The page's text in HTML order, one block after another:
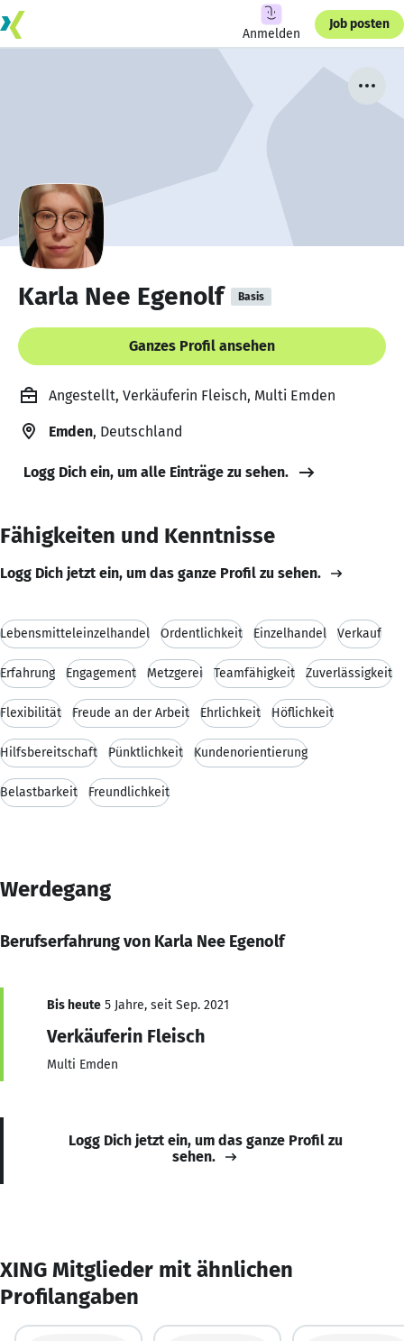
Anmelden
Job posten
Karla Nee Egenolf Basis
Ganzes Profil ansehen
Angestellt, Verkäuferin Fleisch, Multi Emden
Emden, Deutschland
Logg Dich ein, um alle Einträge zu sehen.
Fähigkeiten und Kenntnisse
Logg Dich jetzt ein, um das ganze Profil zu sehen.
Lebensmitteleinzelhandel Ordentlichkeit Einzelhandel Verkauf
Erfahrung Engagement Metzgerei Teamfähigkeit Zuverlässigkeit
Flexibilität Freude an der Arbeit Ehrlichkeit Höflichkeit
Hilfsbereitschaft Pünktlichkeit Kundenorientierung
Belastbarkeit Freundlichkeit
Werdegang
Berufserfahrung von Karla Nee Egenolf
Bis heute 5 Jahre, seit Sep. 2021
Verkäuferin Fleisch
Multi Emden
Logg Dich jetzt ein, um das ganze Profil zu
sehen.
XING Mitglieder mit ähnlichen
Profilangaben